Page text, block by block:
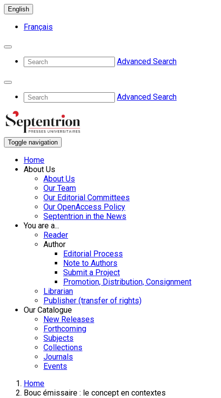
English
Français
Advanced Search
Advanced Search
Toggle navigation
Home
About Us
About Us
Our Team
Our Editorial Committees
Our OpenAccess Policy
Septentrion in the News
You are a...
Reader
Author
Editorial Process
Note to Authors
Submit a Project
Promotion, Distribution, Consignment
Librarian
Publisher (transfer of rights)
Our Catalogue
New Releases
Forthcoming
Subjects
Collections
Journals
Events
Home
Bouc émissaire : le concept en contextes